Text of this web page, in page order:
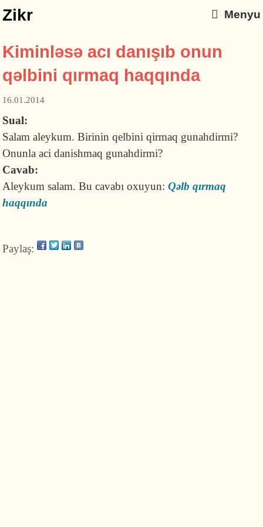
Zikr Menyu
Kiminləsə acı danışıb onun
qəlbini qırmaq haqqında
16.01.2014
Sual:
Salam aleykum. Birinin qelbini qirmaq gunahdirmi?
Onunla aci danishmaq gunahdirmi?
Cavab:
Aleykum salam. Bu cavabı oxuyun:Qəlb qırmaq
haqqında
Paylaş: